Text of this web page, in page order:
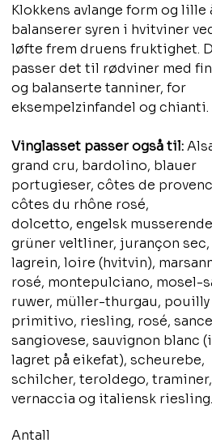
Klokkens avlange form og lille
balanserer syren i hvitviner
løfte frem druens fruktighet.
passer det til rødviner med
og balanserte tanniner, for
eksempelzinfandel og chianti.
Vinglasset passer også til:
grand cru, bardolino, blauer
portugieser, côtes de
côtes du rhône rosé,
dolcetto, engelsk
grüner veltliner, jurançon sec,
lagrein, loire (hvitvin),
rosé, montepulciano, mosel-
ruwer, müller-thurgau, pouilly
primitivo, riesling, rosé,
sangiovese, sauvignon blanc
lagret på eikefat), scheurebe,
schilcher, teroldego, traminer,
vernaccia og italiensk riesling.
Antall